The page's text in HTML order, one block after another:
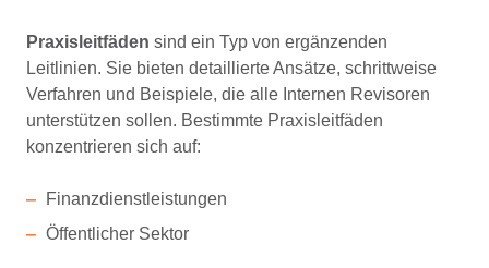
Praxisleitfäden sind ein Typ von ergänzenden
Leitlinien. Sie bieten detaillierte Ansätze, schrittweise
Verfahren und Beispiele, die alle Internen Revisoren
unterstützen sollen. Bestimmte Praxisleitfäden
konzentrieren sich auf:
Finanzdienstleistungen
Öffentlicher Sektor